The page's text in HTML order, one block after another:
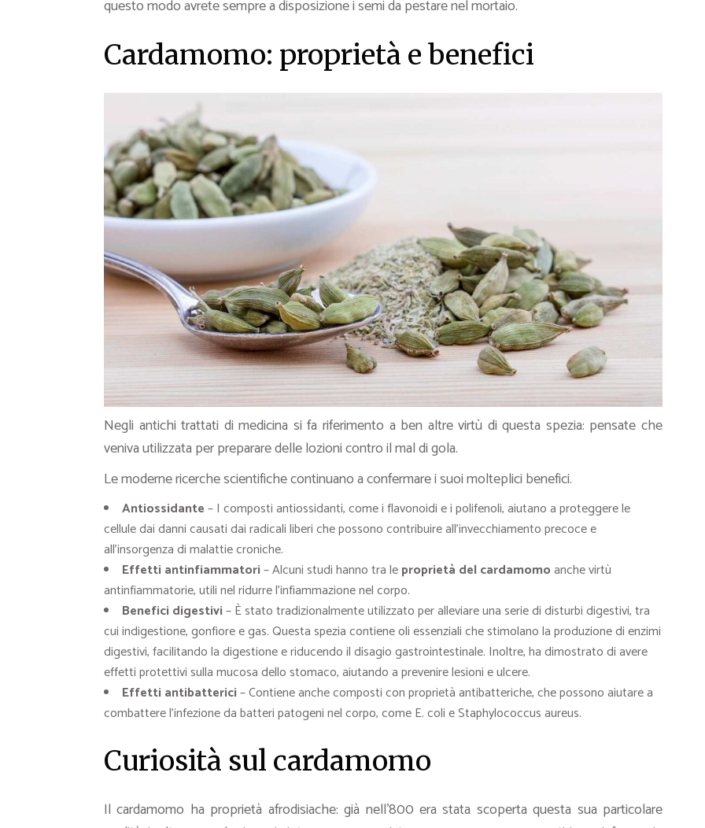
questo modo avrete sempre a disposizione i semi da pestare nel mortaio.
Cardamomo: proprietà e benefici
Negli antichi trattati di medicina si fa riferimento a ben altre virtù di questa spezia: pensate che
veniva utilizzata per preparare delle lozioni contro il mal di gola.
Le moderne ricerche scientifiche continuano a confermare i suoi molteplici benefici.
Antiossidante– I composti antiossidanti, come i flavonoidi e i polifenoli, aiutano a proteggere le
cellule dai danni causati dai radicali liberi che possono contribuire all’invecchiamento precoce e
all’insorgenza di malattie croniche.
Effetti antinfiammatori– Alcuni studi hanno tra leproprietà del cardamomoanche virtù
antinfiammatorie, utili nel ridurre l’infiammazione nel corpo.
Benefici digestivi– È stato tradizionalmente utilizzato per alleviare una serie di disturbi digestivi, tra
cui indigestione, gonfiore e gas. Questa spezia contiene oli essenziali che stimolano la produzione di enzimi
digestivi, facilitando la digestione e riducendo il disagio gastrointestinale. Inoltre, ha dimostrato di avere
effetti protettivi sulla mucosa dello stomaco, aiutando a prevenire lesioni e ulcere.
Effetti antibatterici– Contiene anche composti con proprietà antibatteriche, che possono aiutare a
combattere l’infezione da batteri patogeni nel corpo, come E. coli e Staphylococcus aureus.
Curiosità sul cardamomo
Il cardamomo ha proprietà afrodisiache: già nell’800 era stata scoperta questa sua particolare